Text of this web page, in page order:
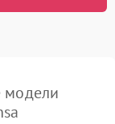
модели